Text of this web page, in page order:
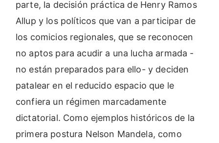
parte, la decisión práctica de Henry Ramos
Allup y los políticos que van a participar de
los comicios regionales, que se reconocen
no aptos para acudir a una lucha armada -
no están preparados para ello- y deciden
patalear en el reducido espacio que le
confiera un régimen marcadamente
dictatorial. Como ejemplos históricos de la
primera postura Nelson Mandela, como